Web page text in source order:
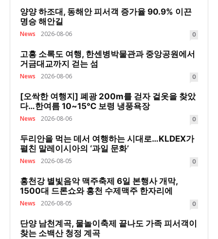
양양 하조대, 동해안 피서객 증가율 90.9% 이끈
명승 해안길
News 2026-08-06 0
고흥 소록도 여행, 한센병박물관과 중앙공원에서
거금대교까지 걷는 섬
News 2026-08-06 0
[오싹한 여행지] 폐광 200m를 걷자 겉옷을 찾았
다…한여름 10~15℃ 보령 냉풍욕장
News 2026-08-06 0
두리안을 먹는 데서 여행하는 시대로…KLDEX가
펼친 말레이시아의 ‘과일 문화’
News 2026-08-05 0
홍천강 별빛음악 맥주축제 6일 본행사 개막,
1500대 드론쇼와 홍천 수제맥주 한자리에
News 2026-08-05 0
단양 남천계곡, 물놀이축제 끝나도 가족 피서객이
찾는 소백산 청정 계곡